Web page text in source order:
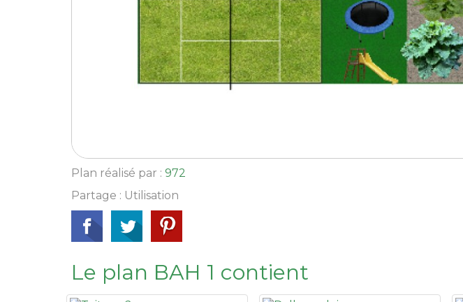
Plan réalisé par : 972
Partage : Utilisation
Le plan BAH 1 contient